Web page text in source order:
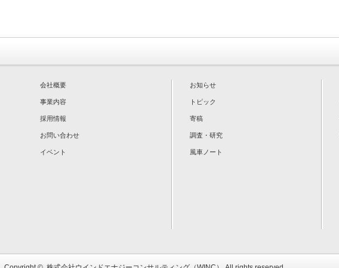
会社概要
事業内容
採用情報
お問い合わせ
イベント
お知らせ
トピック
寄稿
調査・研究
風車ノート